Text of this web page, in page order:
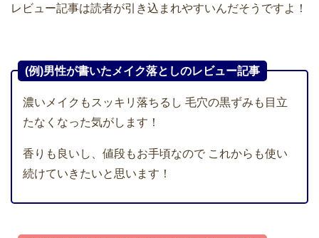
レビュー記事は読者が引き込まれやすいんだそうですよ！
(例)男性が書いたメイク落としのレビュー記事
濃いメイクもスッキリ落ちるし 毛穴の黒ずみも目立
たなくなった気がします！
香りも良いし、値段もお手頃なので これからも使い
続けていきたいと思います！